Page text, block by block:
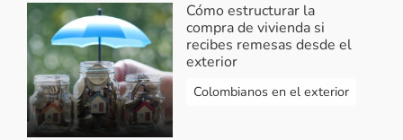
Cómo estructurar la
compra de vivienda si
recibes remesas desde el
exterior
Colombianos en el exterior